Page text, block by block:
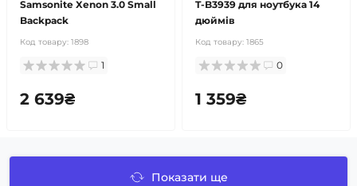
Samsonite Xenon 3.0 Small
Backpack
Код товару: 1898
1
2 639₴
T-B3939 для ноутбука 14
дюймів
Код товару: 1865
0
1 359₴
Показати ще